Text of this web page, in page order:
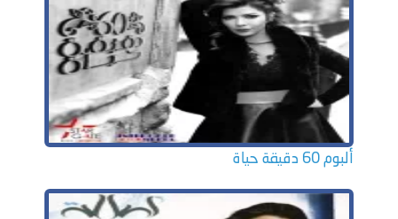
ألبوم 60 دقيقة حياة